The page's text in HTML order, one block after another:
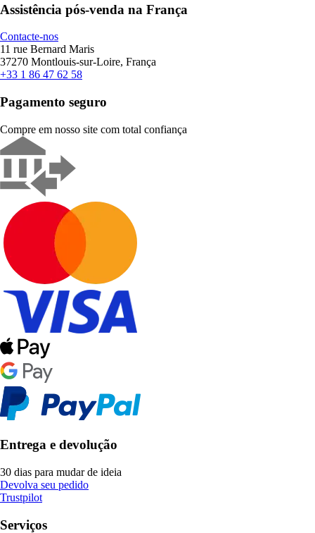
Assistência pós-venda na França
Contacte-nos
11 rue Bernard Maris
37270 Montlouis-sur-Loire, França
+33 1 86 47 62 58
Pagamento seguro
Compre em nosso site com total confiança
Entrega e devolução
30 dias para mudar de ideia
Devolva seu pedido
Trustpilot
Serviços